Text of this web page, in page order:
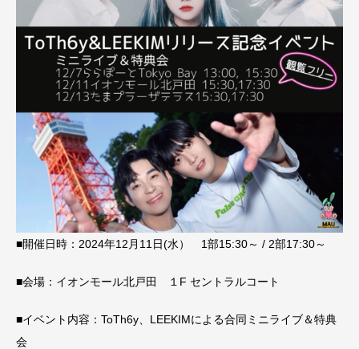
■開催日時：2024年12月11日(水） 1部15:30～ / 2部17:30～
■会場：イオンモール北戸田 １F セントラルコート
■イベント内容：ToTh6y、LEEKIMによる合同ミニライブ＆特典
会